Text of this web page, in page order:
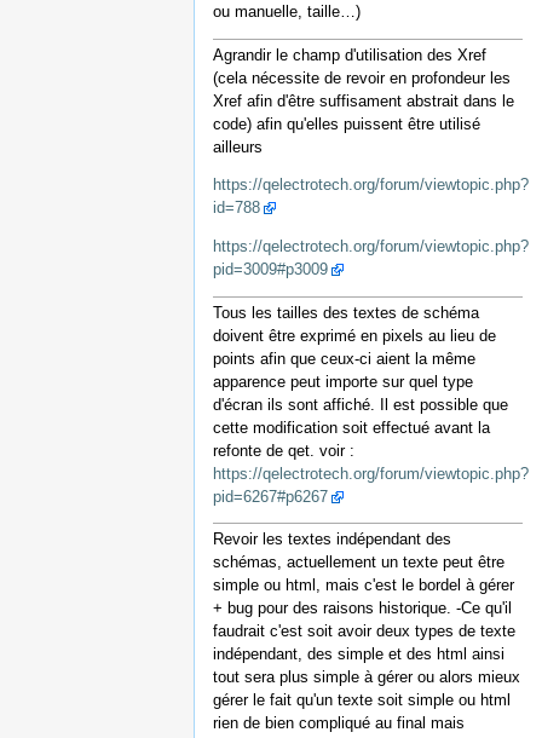
ou manuelle, taille…)
Agrandir le champ d'utilisation des Xref
(cela nécessite de revoir en profondeur les
Xref afin d'être suffisament abstrait dans le
code) afin qu'elles puissent être utilisé
ailleurs
https://qelectrotech.org/forum/viewtopic.php?
id=788
https://qelectrotech.org/forum/viewtopic.php?
pid=3009#p3009
Tous les tailles des textes de schéma
doivent être exprimé en pixels au lieu de
points afin que ceux-ci aient la même
apparence peut importe sur quel type
d'écran ils sont affiché. Il est possible que
cette modification soit effectué avant la
refonte de qet. voir :
https://qelectrotech.org/forum/viewtopic.php?
pid=6267#p6267
Revoir les textes indépendant des
schémas, actuellement un texte peut être
simple ou html, mais c'est le bordel à gérer
+ bug pour des raisons historique. -Ce qu'il
faudrait c'est soit avoir deux types de texte
indépendant, des simple et des html ainsi
tout sera plus simple à gérer ou alors mieux
gérer le fait qu'un texte soit simple ou html
rien de bien compliqué au final mais